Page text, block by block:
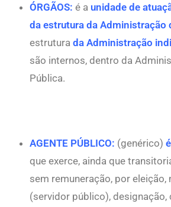
ÓRGÃOS: é a unidade de
da estrutura da Administração
estrutura da Administração
são internos, dentro da
Pública.
AGENTE PÚBLICO: (genérico)
que exerce, ainda que
sem remuneração, por eleição,
(servidor público), designação,